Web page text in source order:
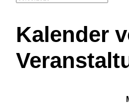
Kalender